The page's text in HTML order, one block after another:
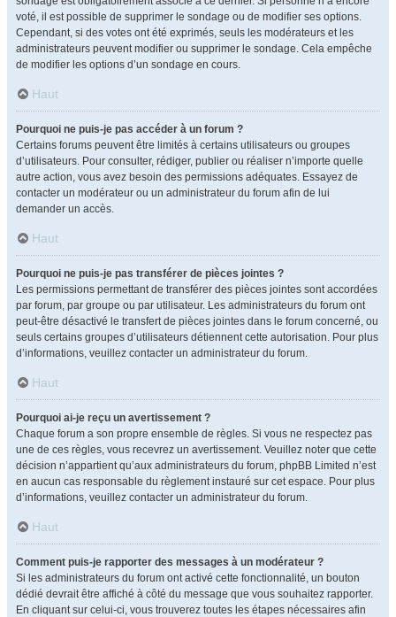
voté, il est possible de supprimer le sondage ou de modifier ses options.
Cependant, si des votes ont été exprimés, seuls les modérateurs et les
administrateurs peuvent modifier ou supprimer le sondage. Cela empêche
de modifier les options d’un sondage en cours.
Haut
Pourquoi ne puis-je pas accéder à un forum ?
Certains forums peuvent être limités à certains utilisateurs ou groupes
d’utilisateurs. Pour consulter, rédiger, publier ou réaliser n’importe quelle
autre action, vous avez besoin des permissions adéquates. Essayez de
contacter un modérateur ou un administrateur du forum afin de lui
demander un accès.
Haut
Pourquoi ne puis-je pas transférer de pièces jointes ?
Les permissions permettant de transférer des pièces jointes sont accordées
par forum, par groupe ou par utilisateur. Les administrateurs du forum ont
peut-être désactivé le transfert de pièces jointes dans le forum concerné, ou
seuls certains groupes d’utilisateurs détiennent cette autorisation. Pour plus
d’informations, veuillez contacter un administrateur du forum.
Haut
Pourquoi ai-je reçu un avertissement ?
Chaque forum a son propre ensemble de règles. Si vous ne respectez pas
une de ces règles, vous recevrez un avertissement. Veuillez noter que cette
décision n’appartient qu’aux administrateurs du forum, phpBB Limited n’est
en aucun cas responsable du règlement instauré sur cet espace. Pour plus
d’informations, veuillez contacter un administrateur du forum.
Haut
Comment puis-je rapporter des messages à un modérateur ?
Si les administrateurs du forum ont activé cette fonctionnalité, un bouton
dédié devrait être affiché à côté du message que vous souhaitez rapporter.
En cliquant sur celui-ci, vous trouverez toutes les étapes nécessaires afin